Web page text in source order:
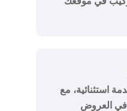
استثنائية، مع
في العروض